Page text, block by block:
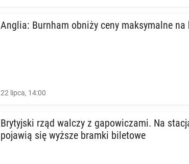
Anglia: Burnham obniży ceny mak­sy­mal­ne
22 lipca, 14:00
Bry­tyj­ski rząd walczy z ga­po­wi­cza­mi. Na
pojawią się wyższe bramki bi­le­to­we